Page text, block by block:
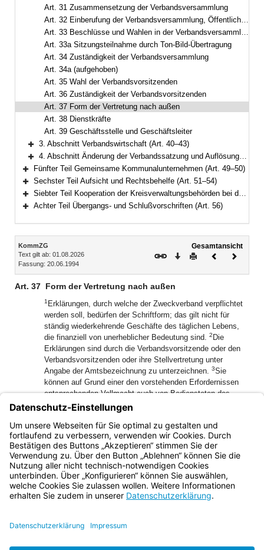
Art. 31 Zusammensetzung der Verbandsversammlung
Art. 32 Einberufung der Verbandsversammlung, Öffentlichkeit
Art. 33 Beschlüsse und Wahlen in der Verbandsversammlung
Art. 33a Sitzungsteilnahme durch Ton-Bild-Übertragung
Art. 34 Zuständigkeit der Verbandsversammlung
Art. 34a (aufgehoben)
Art. 35 Wahl der Verbandsvorsitzenden
Art. 36 Zuständigkeit der Verbandsvorsitzenden
Art. 37 Form der Vertretung nach außen
Art. 38 Dienstkräfte
Art. 39 Geschäftsstelle und Geschäftsleiter
Bereich erweitern
3. Abschnitt Verbandswirtschaft (Art. 40–43)
Bereich erweitern
4. Abschnitt Änderung der Verbandssatzung und Auflösung (Art. 44–48)
Bereich erweitern
Fünfter Teil Gemeinsame Kommunalunternehmen (Art. 49–50)
Bereich erweitern
Sechster Teil Aufsicht und Rechtsbehelfe (Art. 51–54)
Bereich erweitern
Siebter Teil Kooperation der Kreisverwaltungsbehörden bei der Wahrnehmung staatlicher Aufgaben (Art. 55)
Achter Teil Übergangs- und Schlußvorschriften (Art. 56)
Inhalt
KommZG
Text gilt ab: 01.08.2026
Fassung: 20.06.1994
Gesamtansicht
Download
DruckenVorheriges
Art. 37 Form der Vertretung nach außen
1 Erklärungen, durch welche der Zweckverband verpflichtet
werden soll, bedürfen der Schriftform; das gilt nicht für
ständig wiederkehrende Geschäfte des täglichen Lebens,
die finanziell von unerheblicher Bedeutung sind. 2 Die
Erklärungen sind durch die Verbandsvorsitzende oder den
Verbandsvorsitzenden oder ihre Stellvertretung unter
Angabe der Amtsbezeichnung zu unterzeichnen. 3Sie
können auf Grund einer den vorstehenden Erfordernissen
entsprechenden Vollmacht auch von Bediensteten des
Zweckverbands unterzeichnet werden.
von öffentlichen Aufträgen und Konzessionen genügt die
Textform, soweit eine andere Rechtsvorschrift nichts
Abweichendes bestimmt.
Bayern.de
BayernPortal
Impressum